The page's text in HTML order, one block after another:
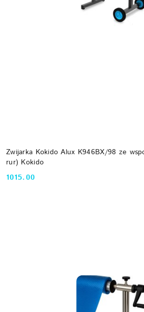
Zwijarka Kokido Alux K946BX/98 ze
rur) Kokido
Cena:
1015.00